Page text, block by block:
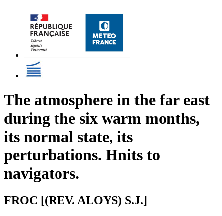
The atmosphere in the far east
during the six warm months,
its normal state, its
perturbations. Hnits to
navigators.
FROC [(REV. ALOYS) S.J.]